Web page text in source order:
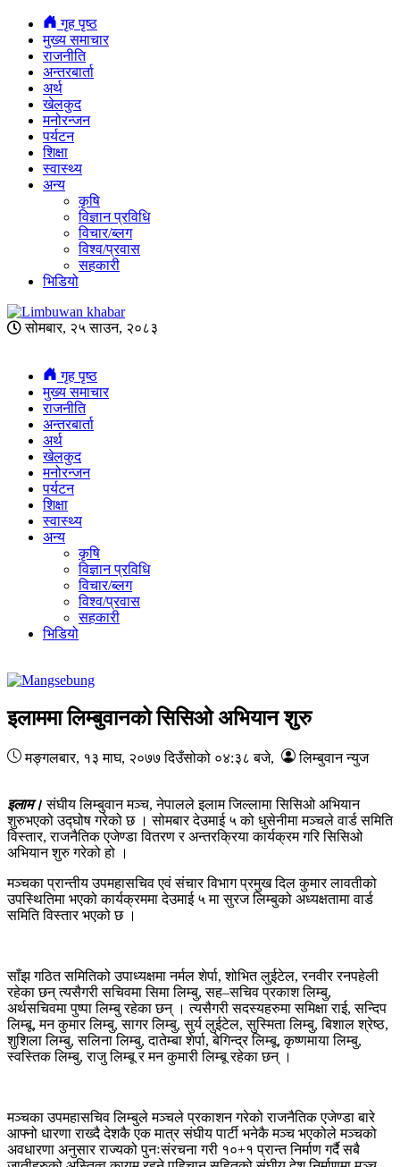
गृह पृष्ठ
मुख्य समाचार
राजनीति
अन्तरबार्ता
अर्थ
खेलकुद
मनोरन्जन
पर्यटन
शिक्षा
स्वास्थ्य
अन्य
कृषि
विज्ञान प्रविधि
विचार/ब्लग
विश्व/प्रवास
सहकारी
भिडियो
सोमबार, २५ साउन, २०८३
गृह पृष्ठ
मुख्य समाचार
राजनीति
अन्तरबार्ता
अर्थ
खेलकुद
मनोरन्जन
पर्यटन
शिक्षा
स्वास्थ्य
अन्य
कृषि
विज्ञान प्रविधि
विचार/ब्लग
विश्व/प्रवास
सहकारी
भिडियो
इलाममा लिम्बुवानको सिसिओ अभियान शुरु
मङ्गलबार, १३ माघ, २०७७दिउँसोको ०४:३८ बजे, लिम्बुवान न्युज
इलाम। संघीय लिम्बुवान मञ्च, नेपालले इलाम जिल्लामा सिसिओ अभियान
शुरुभएको उद्घोष गरेको छ । सोमबार देउमाई ५ को धुसेनीमा मञ्चले वार्ड समिति
विस्तार, राजनैतिक एजेण्डा वितरण र अन्तरक्रिया कार्यक्रम गरि सिसिओ
अभियान शुरु गरेको हो ।
मञ्चका प्रान्तीय उपमहासचिव एवं संचार विभाग प्रमुख दिल कुमार लावतीको
उपस्थितिमा भएको कार्यक्रममा देउमाई ५ मा सुरज लिम्बुको अध्यक्षतामा वार्ड
समिति विस्तार भएको छ ।
साँझ गठित समितिको उपाध्यक्षमा नर्मल शेर्पा, शोभित लुईटेल, रनवीर रनपहेली
रहेका छन् त्यसैगरी सचिवमा सिमा लिम्बु, सह–सचिव प्रकाश लिम्बु,
अर्थसचिवमा पुष्पा लिम्बु रहेका छन् । त्यसैगरी सदस्यहरुमा समिक्षा राई, सन्दिप
लिम्बू, मन कुमार लिम्बु, सागर लिम्बु, सुर्य लुईटेल, सुस्मिता लिम्बु, बिशाल श्रेष्ठ,
शुशिला लिम्बु, सलिना लिम्बु, दातेम्बा शेर्पा, बेगिन्द्र लिम्बू, कृष्णमाया लिम्बु,
स्वस्तिक लिम्बु, राजु लिम्बू र मन कुमारी लिम्बू रहेका छन् ।
मञ्चका उपमहासचिव लिम्बुले मञ्चले प्रकाशन गरेको राजनैतिक एजेण्डा बारे
आफ्नो धारणा राख्दै देशकै एक मात्र संघीय पार्टी भनेकै मञ्च भएकोले मञ्चको
अवधारणा अनुसार राज्यको पुनःसंरचना गरी १०+१ प्रान्त निर्माण गर्दै सबै